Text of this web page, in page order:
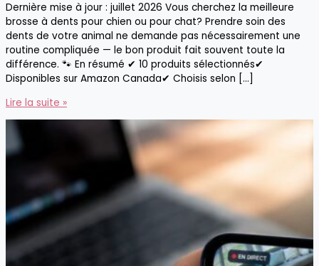
Dernière mise à jour : juillet 2026 Vous cherchez la meilleure
brosse à dents pour chien ou pour chat? Prendre soin des
dents de votre animal ne demande pas nécessairement une
routine compliquée — le bon produit fait souvent toute la
différence. 🐾 En résumé ✔ 10 produits sélectionnés✔
Disponibles sur Amazon Canada✔ Choisis selon […]
Notre
de
à
produits
pour
les
soins
dentaires
Lire la suite »